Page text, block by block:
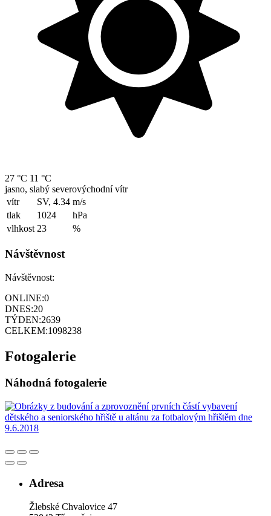
27 °C 11 °C
jasno, slabý severovýchodní vítr
vítr
SV, 4.34 m/s
tlak
1024
hPa
vlhkost 23 %
Návštěvnost
Návštěvnost:
ONLINE:0
DNES:20
TÝDEN:2639
CELKEM:1098238
Fotogalerie
Náhodná fotogalerie
Adresa
Žlebské Chvalovice 47